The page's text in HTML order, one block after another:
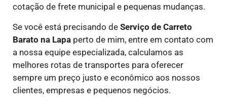
cotação de frete municipal e pequenas mudanças.
Se você está precisando de Serviço de Carreto
Barato na Lapa perto de mim, entre em contato com
a nossa equipe especializada, calculamos as
melhores rotas de transportes para oferecer
sempre um preço justo e econômico aos nossos
clientes, empresas e pequenos negócios.